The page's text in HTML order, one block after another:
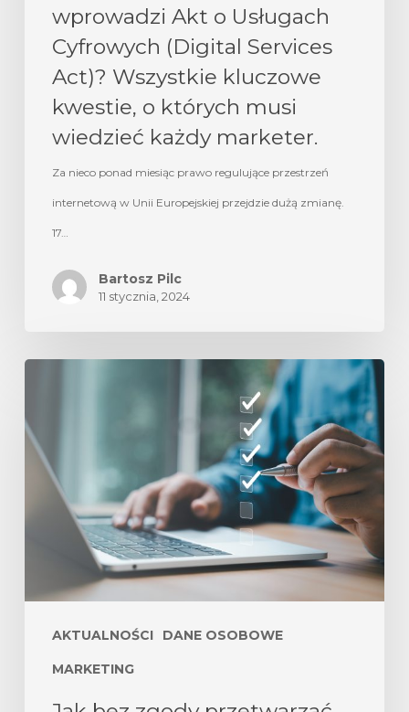
wprowadzi Akt o Usługach
Cyfrowych (Digital Services
Act)? Wszystkie kluczowe
kwestie, o których musi
wiedzieć każdy marketer.
Za nieco ponad miesiąc prawo regulujące przestrzeń
internetową w Unii Europejskiej przejdzie dużą zmianę.
17…
Bartosz Pilc
11 stycznia, 2024
AKTUALNOŚCI DANE OSOBOWE
MARKETING